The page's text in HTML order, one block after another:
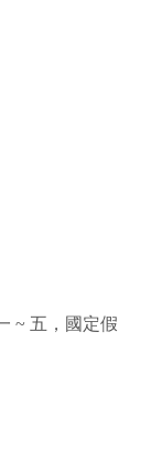
~ 五，國定假